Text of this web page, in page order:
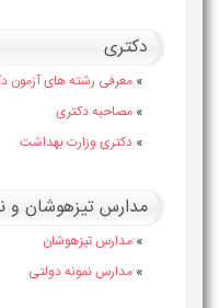
رشته های آزمون دکتری
وزارت بهداشت
تیزهوشان و نمونه دولتی
تیزهوشان
نمونه دولتی